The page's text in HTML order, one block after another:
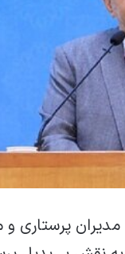
پرستاری